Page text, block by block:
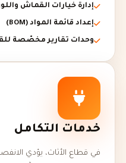
إدارة خيارات القماش
إعداد قائمة المواد (BOM)
وحدات تقارير مخصّصة
خدمات التكامل
في قطاع الأثاث، يؤدي